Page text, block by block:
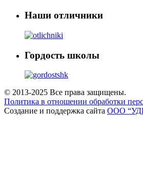
Наши отличники
Гордость школы
© 2013-2025 Все права защищены.
Политика в отношении обработки
Создание и поддержка сайта ООО